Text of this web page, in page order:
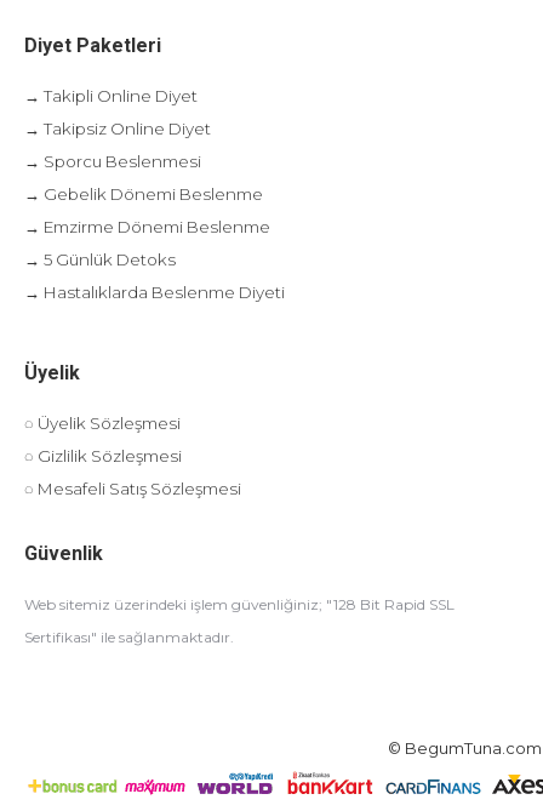
Diyet Paketleri
→ Takipli Online Diyet
→ Takipsiz Online Diyet
→ Sporcu Beslenmesi
→ Gebelik Dönemi Beslenme
→ Emzirme Dönemi Beslenme
→ 5 Günlük Detoks
→ Hastalıklarda Beslenme Diyeti
Üyelik
◌ Üyelik Sözleşmesi
◌ Gizlilik Sözleşmesi
◌ Mesafeli Satış Sözleşmesi
Güvenlik
Web sitemiz üzerindeki işlem güvenliğiniz; "128 Bit Rapid SSL
Sertifikası" ile sağlanmaktadır.
© BegumTuna.com